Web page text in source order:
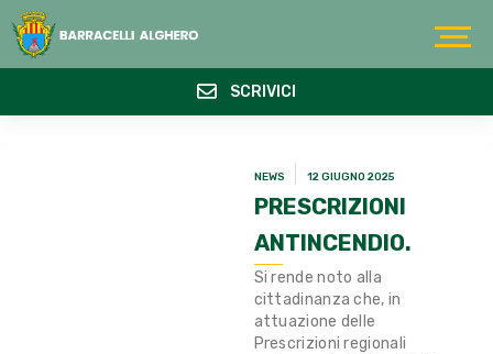
SCRIVICI
NEWS 12 GIUGNO 2025
PRESCRIZIONI
ANTINCENDIO.
Si rende noto alla
cittadinanza che, in
attuazione delle
Prescrizioni regionali